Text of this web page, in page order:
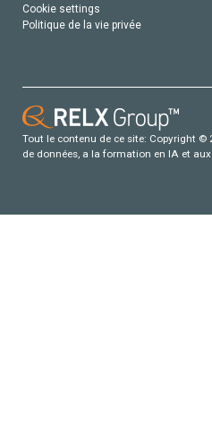
Cookie settings
Politique de la vie privée
Tout le contenu de ce site: Copyright ©
de données, a la formation en IA et